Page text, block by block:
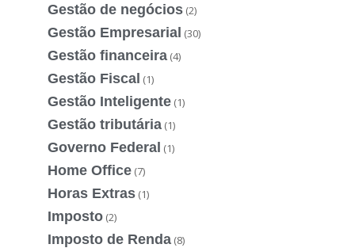
Gestão de negócios (2)
Gestão Empresarial (30)
Gestão financeira (4)
Gestão Fiscal (1)
Gestão Inteligente (1)
Gestão tributária (1)
Governo Federal (1)
Home Office (7)
Horas Extras (1)
Imposto (2)
Imposto de Renda (8)